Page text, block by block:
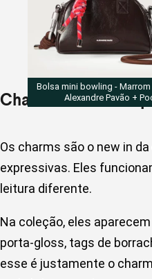
Bolsa mini bowling - Marrom
Alexandre Pavão +
Charms exclusivos
Os charms são o new in
expressivas. Eles
leitura diferente.
Na coleção, eles
porta-gloss, tags de
esse é justamente o